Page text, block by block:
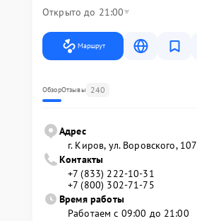
Открыто до 21:00
Маршрут
ОбзорОтзывы 240
Адрес
г. Киров, ул. Воровского, 107
Контакты
+7 (833) 222-10-31
+7 (800) 302-71-75
Время работы
Работаем с 09:00 до 21:00